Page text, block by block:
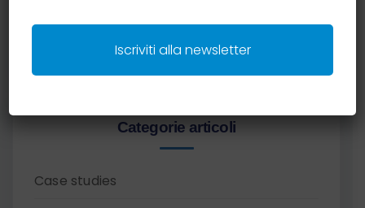
Categorie articoli
Case studies
Iscriviti alla newsletter